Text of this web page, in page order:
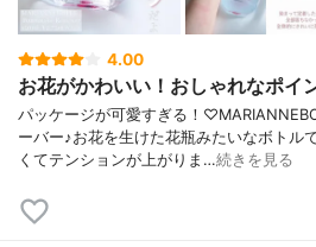
4.00
お花がかわいい！おしゃれなポ
パッケージが可愛すぎる！
ーバー♪お花を生けた花瓶みたいなボトル
くてテンションが上がりま…続きを見る